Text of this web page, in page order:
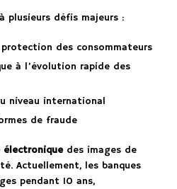
plusieurs défis majeurs :
des consommateurs
à l’évolution rapide des
niveau international
de fraude
électroniquedes images de
Actuellement, les banques
pendant 10 ans,